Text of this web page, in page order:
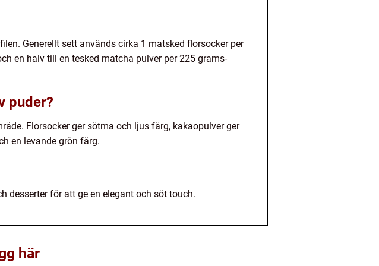
Generellt sett används cirka 1 matsked florsocker per
en halv till en tesked matcha pulver per 225 grams-
puder?
Florsocker ger sötma och ljus färg, kakaopulver ger
en levande grön färg.
desserter för att ge en elegant och söt touch.
här